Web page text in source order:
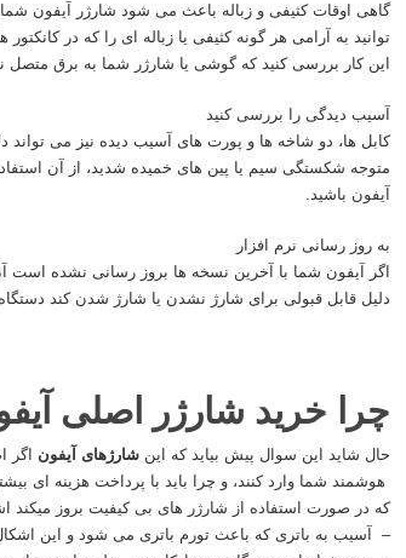
گاهی اوقات کثیفی و زباله باعث می شود شارژر آیفون شما
توانید به آرامی هر گونه کثیفی یا زباله ای را که در
این کار بررسی کنید که گوشی یا شارژر شما به برق متصل
آسیب دیدگی را بررسی کنید
کابل ها، دو شاخه ها و پورت های آسیب دیده نیز می تواند
متوجه شکستگی سیم یا پین های خمیده شدید، از آن استفاده
آیفون باشید.
به روز رسانی نرم افزار
اگر آیفون شما با آخرین نسخه ها بروز رسانی نشده است
دلیل قابل قبولی برای شارژ نشدن یا شارژ شدن کند
چرا خرید شارژر اصلی
حال شاید این سوال پیش بیاید که این شارژهای آیفون
هوشمند شما وارد کنند، و چرا باید با پرداخت هزینه ای
که در صورت استفاده از شارژر های بی کیفیت بروز میکند
– آسیب به باتری که باعث تورم باتری می شود و این